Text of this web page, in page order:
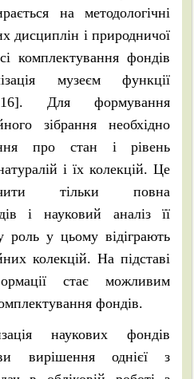
на методологічні
дисциплін і природничої
комплектування фондів
музеєм функції
[16]. Для формування
зібрання необхідно
про стан і рівень
і їх колекцій. Це
тільки повна
і науковий аналіз її
роль у цьому відіграють
колекцій. На підставі
стає можливим
фондів.
наукових фондів
вирішення однієї з